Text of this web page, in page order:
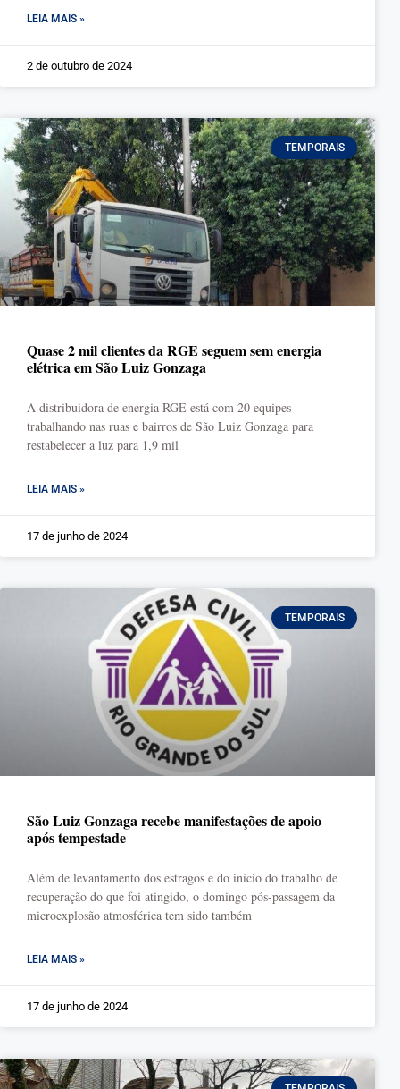
LEIA MAIS »
2 de outubro de 2024
TEMPORAIS
Quase 2 mil clientes da RGE seguem sem energia
elétrica em São Luiz Gonzaga
A distribuidora de energia RGE está com 20 equipes
trabalhando nas ruas e bairros de São Luiz Gonzaga para
restabelecer a luz para 1,9 mil
LEIA MAIS »
17 de junho de 2024
TEMPORAIS
São Luiz Gonzaga recebe manifestações de apoio
após tempestade
Além de levantamento dos estragos e do início do trabalho de
recuperação do que foi atingido, o domingo pós-passagem da
microexplosão atmosférica tem sido também
LEIA MAIS »
17 de junho de 2024